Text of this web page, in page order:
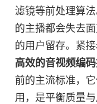
滤镜等前处理算
的主播都会失去
的用户留存。紧
高效的音视频编
前的主流标准，
用，是平衡质量与